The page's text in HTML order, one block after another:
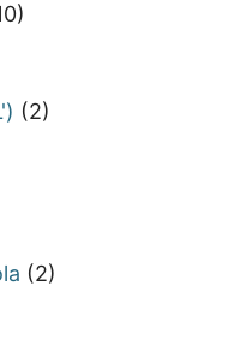
(2)
(2)